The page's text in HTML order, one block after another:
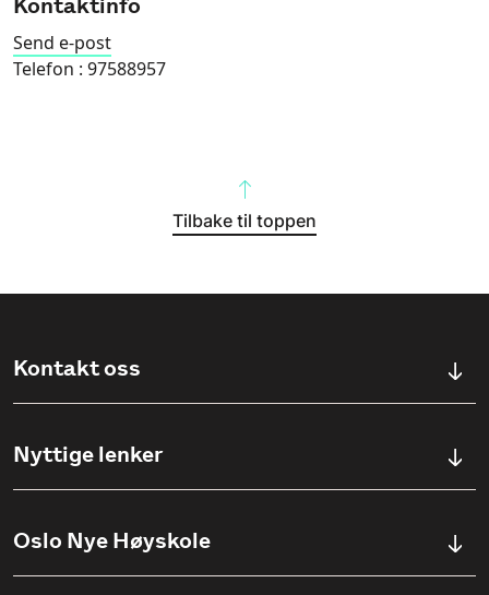
Kontaktinfo
Send e-post
Telefon : 97588957
Tilbake til toppen
Kontakt oss
Ullevålsveien 76, 0454 OSLO
(+47) 23 23 38 20
Nyttige lenker
Søknadsinfo
Oslo Nye Høyskole